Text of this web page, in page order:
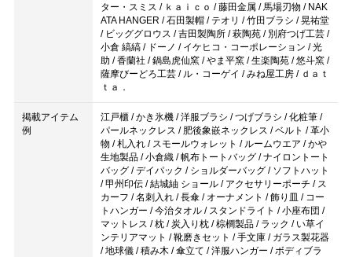
ター・スミス / ｋａｉｃｏ / 藤田金属 / 馬場刃物 / NAK
ATA HANGER / 石田製帽 / テオリ / 竹田ブラシ / 晃祐堂
/ ビッググロウス / 吉田製陶所 / 萩陶苑 / 別府つげ工芸 /
小倉 縞縞 / ドーノ / イケヒコ・コーポレーション / 光
助 / 香蘭社 / 鍋島虎仙窯 / やま平窯 / 生楽陶苑 / 悠斗窯 /
薩摩びーどろ工芸 / ル・コーゲイ / みね屋工房 / ｄａｔ
ｔａ．
掲載アイテム
例
江戸櫃 / かき氷機 / 洋服ブラシ / つげブラシ / 化粧筆 /
パールネックレス / 肥後象嵌ネックレス / ベルト / 革小
物 / 札入れ / スモールウォレット / ルームウエア / かや
生地製品 / 小倉織 / 帆布トートバッグ / ナイロントート
バッグ / デイパック / ショルダーバッグ / ソフトハット
/ 甲州印伝 / 結城紬 ショール / アクセサリーポーチ / ス
カーフ / 名刺入れ / 長傘 / オーナメント / 飾り皿 / コー
トハンガー / 今治タオル / スタンドライト / 小座布団 /
マットレス / 枕 / 炭入り枕 / 棕櫚製品 / ラック / い草イ
ンテリアマット / 靴磨きセット / 手文庫 / ガラス製花器
/ 地球儀 / 積み木 / 傘立て / 洋服ハンガー / ボディブラ